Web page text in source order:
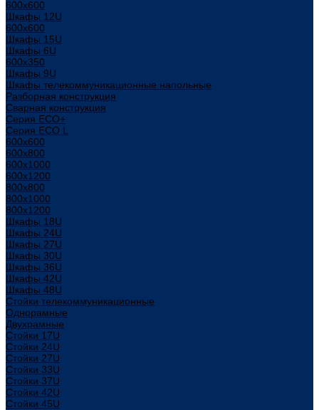
600x600
Шкафы 12U
600x600
Шкафы 15U
Шкафы 6U
600x350
Шкафы 9U
Шкафы телекоммуникационные напольные
Разборная конструкция
Сварная конструкция
Серия ECO+
Серия ECO L
600x600
600x800
600х1000
600х1200
800x800
800х1000
800х1200
Шкафы 18U
Шкафы 24U
Шкафы 27U
Шкафы 30U
Шкафы 36U
Шкафы 42U
Шкафы 48U
Стойки телекоммуникационные
Однорамные
Двухрамные
Стойки 17U
Стойки 24U
Стойки 27U
Стойки 33U
Стойки 37U
Стойки 42U
Стойки 45U